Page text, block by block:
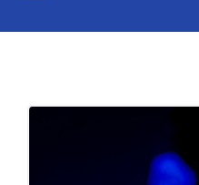
CATEGORÍAS
Abrazos en cajita
Antiestres,